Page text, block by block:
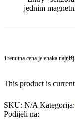
jednim
Trenutna cena je enaka
This product is
SKU: N/A Kategorija:
Podijeli na: